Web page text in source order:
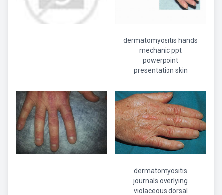
dermatomyositis hands
mechanic ppt
powerpoint
presentation skin
dermatomyositis
journals overlying
violaceous dorsal